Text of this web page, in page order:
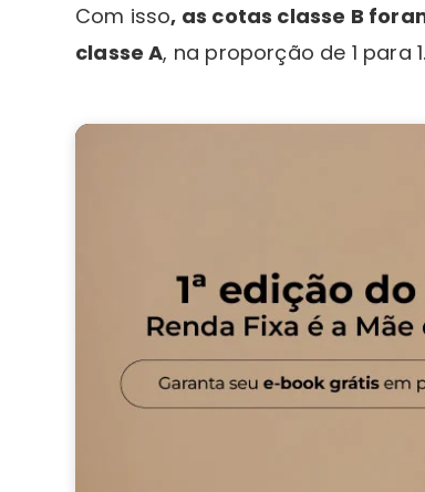
Com isso, as cotas classe B
classe A, na proporção de 1 para 1.